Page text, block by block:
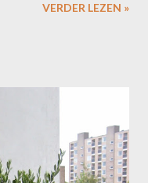
dit werkt? Ik moet
het zijn? Nou, best
op het scherm,
weg naar een andere
Ik moet me ver naar
VERDER LEZEN »